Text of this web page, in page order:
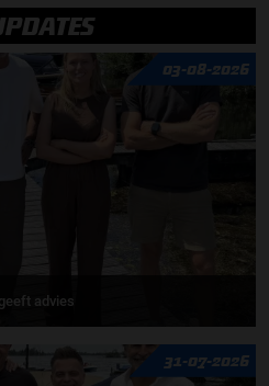
03-08-2026
advies
31-07-2026